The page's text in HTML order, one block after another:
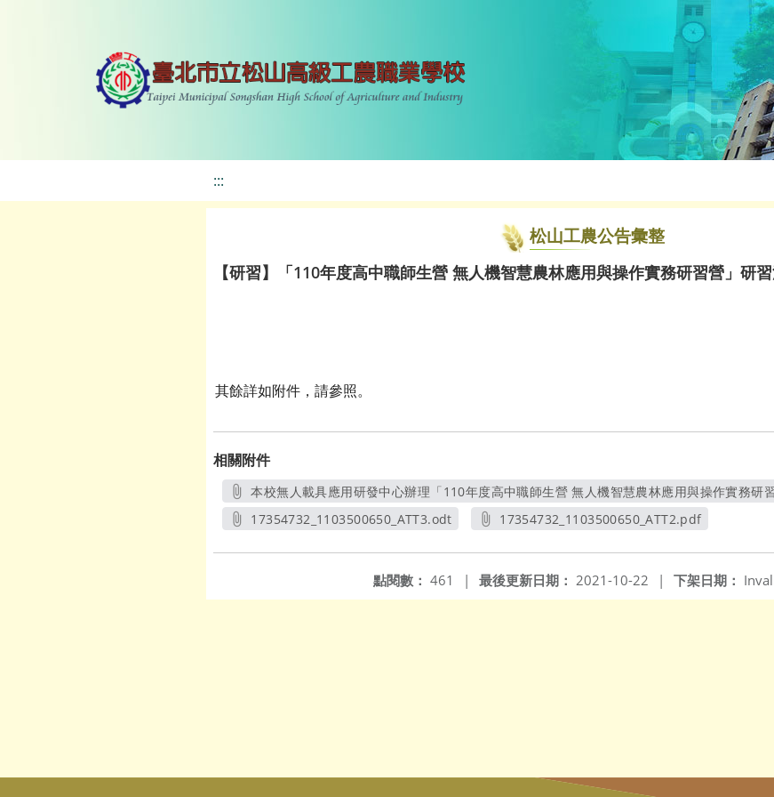
:::
松山工農公告彙整
【研習】「110年度高中職師生營 無人機智慧農林應用與操作實務研習營」研
其餘詳如附件，請參照。
相關附件
本校無人載具應用研發中心辦理「110年度高中職師生營 無人機智慧農林應用與操作實務研
另開新視窗
17354732_1103500650_ATT3.odt
17354732_1103500650_ATT2.pdf
下架日期：
最後更新日期： 2021-10-22 |
點閱數： 461 |